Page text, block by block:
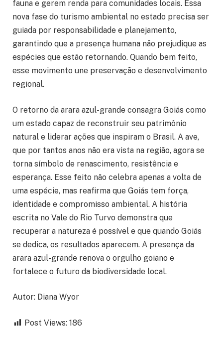
fauna e gerem renda para comunidades locais. Essa
nova fase do turismo ambiental no estado precisa ser
guiada por responsabilidade e planejamento,
garantindo que a presença humana não prejudique as
espécies que estão retornando. Quando bem feito,
esse movimento une preservação e desenvolvimento
regional.
O retorno da arara azul-grande consagra Goiás como
um estado capaz de reconstruir seu patrimônio
natural e liderar ações que inspiram o Brasil. A ave,
que por tantos anos não era vista na região, agora se
torna símbolo de renascimento, resistência e
esperança. Esse feito não celebra apenas a volta de
uma espécie, mas reafirma que Goiás tem força,
identidade e compromisso ambiental. A história
escrita no Vale do Rio Turvo demonstra que
recuperar a natureza é possível e que quando Goiás
se dedica, os resultados aparecem. A presença da
arara azul-grande renova o orgulho goiano e
fortalece o futuro da biodiversidade local.
Autor: Diana Wyor
Post Views: 186